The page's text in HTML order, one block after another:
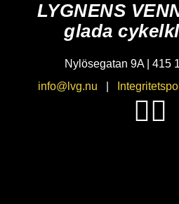
LYGNENS
glada
Nylösegatan 9A | 415
info@lvg.nu